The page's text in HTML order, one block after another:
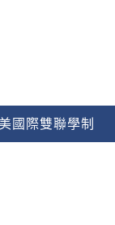
國際雙聯學制